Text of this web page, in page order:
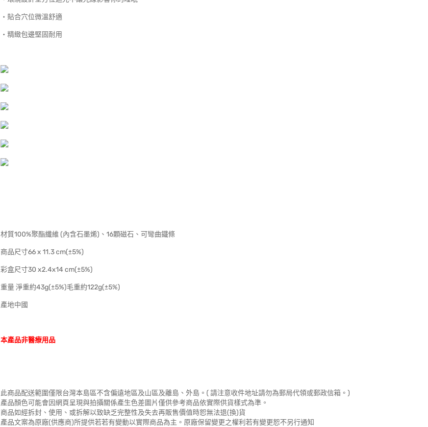
‧貼合穴位微溫舒適
‧精緻包邊堅固耐用
材質100%聚酯纖維 (內含石墨烯)、16顆磁石、可彎曲鐵條
商品尺寸66 x 11.3 cm(±5%)
彩盒尺寸30 x2.4x14 cm(±5%)
重量 淨重約43g(±5%)毛重約122g(±5%)
產地中國
本產品非醫療用品
此商品配送範圍僅限台灣本島區不含偏遠地區及山區及離島、外島。( 請注意收件地址請勿為郵局代領或郵政信箱。)
產品顏色可能會因網頁呈現與拍攝關係產生色差圖片僅供參考商品依實際供貨樣式為準。
商品如經拆封、使用、或拆解以致缺乏完整性及失去再販售價值時恕無法退(換)貨
產品文案為原廠(供應商)所提供若若有變動以實際商品為主。原廠保留變更之權利若有變更恕不另行通知